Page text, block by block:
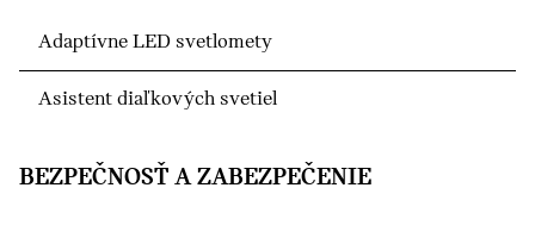
Adaptívne LED svetlomety
Asistent diaľkových svetiel
BEZPEČNOSŤ A ZABEZPEČENIE